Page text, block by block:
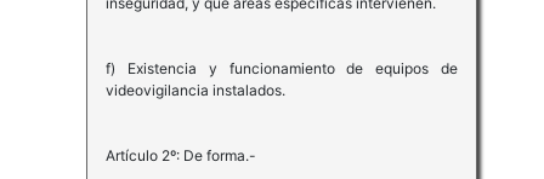
f) Existencia y funcionamiento de equipos de
videovigilancia instalados.
Artículo 2º: De forma.-